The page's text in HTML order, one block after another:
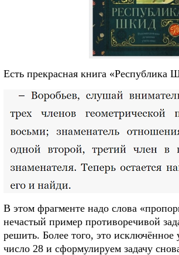
Есть прекрасная книга
В этом фрагменте надо слова
нечастый пример противоречивой
решить. Более того, это
число 28 и сформулируем задачу